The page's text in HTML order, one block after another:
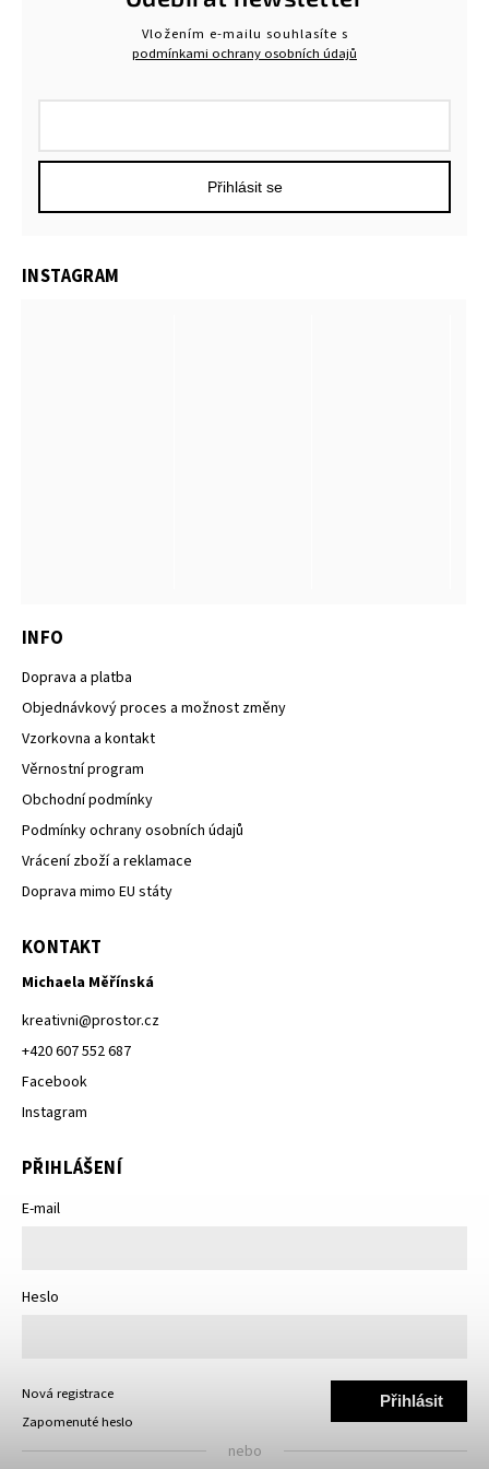
Vložením e-mailu souhlasíte s
podmínkami ochrany osobních údajů
Přihlásit se
INFO
Doprava a platba
Objednávkový proces a možnost změny
Vzorkovna a kontakt
Věrnostní program
Obchodní podmínky
Podmínky ochrany osobních údajů
Vrácení zboží a reklamace
Doprava mimo EU státy
KONTAKT
Michaela Měřínská
kreativni@prostor.cz
+420 607 552 687
Facebook
Instagram
PŘIHLÁŠENÍ
E-mail
Heslo
Přihlásit
Nová registrace
Zapomenuté heslo
nebo
INSTAGRAM